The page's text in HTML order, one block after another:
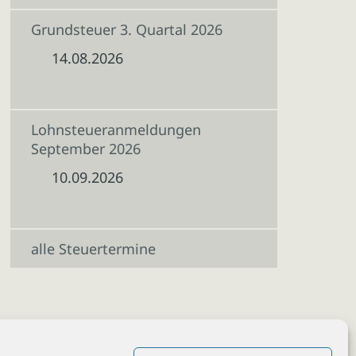
Grundsteuer 3. Quartal 2026
14.08.2026
Lohnsteueranmeldungen
September 2026
10.09.2026
alle Steuertermine